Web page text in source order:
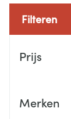
Filteren
Prijs
Merken